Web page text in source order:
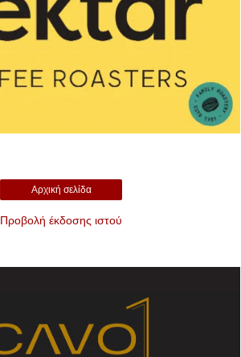
Αρχική σελίδα
Προβολή έκδοσης ιστού